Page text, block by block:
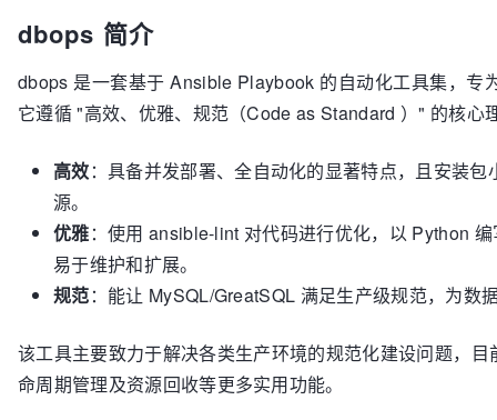
dbops 简介
dbops 是一套基于 Ansible Playbook 的自动化工具集，专
它遵循 "高效、优雅、规范（Code as Standard ）" 的核心
高效：具备并发部署、全自动化的显著特点，且安装
源。
优雅：使用 ansible-lint 对代码进行优化，以 Python
易于维护和扩展。
规范：能让 MySQL/GreatSQL 满足生产级规范，为数
该工具主要致力于解决各类生产环境的规范化建设问题，
命周期管理及资源回收等更多实用功能。